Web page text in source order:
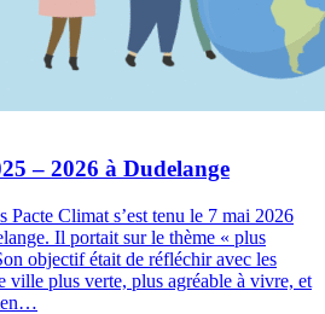
– 2026 à Dudelange
Pacte Climat s’est tenu le 7 mai 2026
Il portait sur le thème « plus
objectif était de réfléchir avec les
ville plus verte, plus agréable à vivre, et